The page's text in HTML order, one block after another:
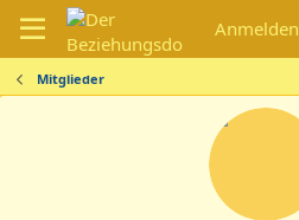
Anmelden
Mitglieder